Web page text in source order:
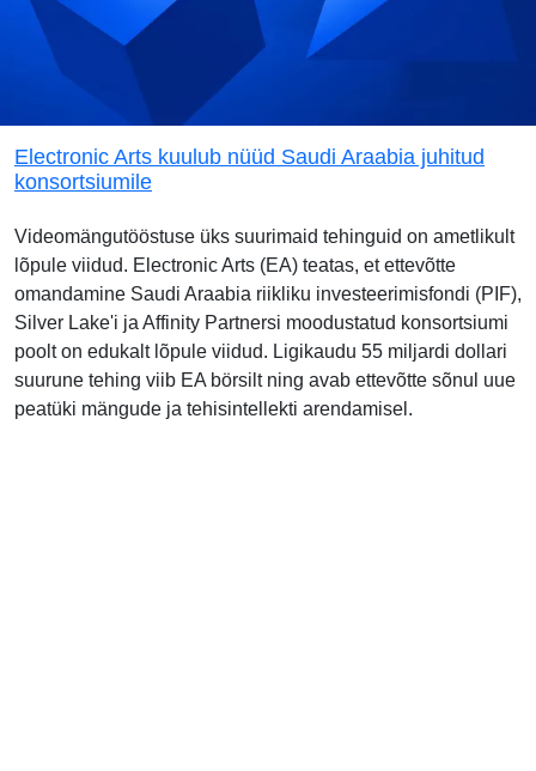
Electronic Arts kuulub nüüd Saudi Araabia juhitud
konsortsiumile
Videomängutööstuse üks suurimaid tehinguid on ametlikult
lõpule viidud. Electronic Arts (EA) teatas, et ettevõtte
omandamine Saudi Araabia riikliku investeerimisfondi (PIF),
Silver Lake'i ja Affinity Partnersi moodustatud konsortsiumi
poolt on edukalt lõpule viidud. Ligikaudu 55 miljardi dollari
suurune tehing viib EA börsilt ning avab ettevõtte sõnul uue
peatüki mängude ja tehisintellekti arendamisel.